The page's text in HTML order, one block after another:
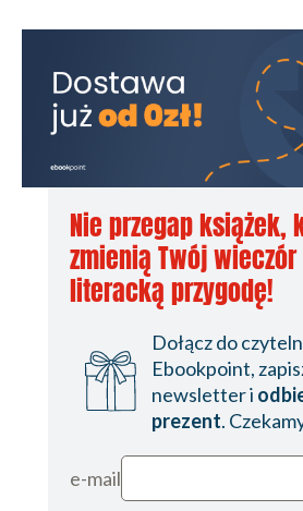
Nie przegap książek,
zmienią Twój
literacką przygodę!
Dołącz do
Ebookpoint,
newsletter i
prezent.
e-mail